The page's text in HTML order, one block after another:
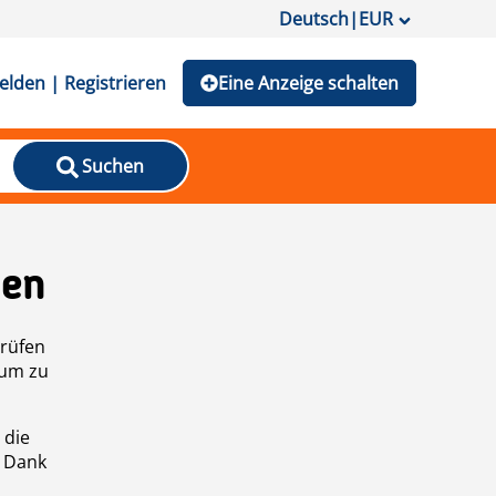
Deutsch|EUR
| Registrieren Eine Anzeige schalten
Suchen
zu
die